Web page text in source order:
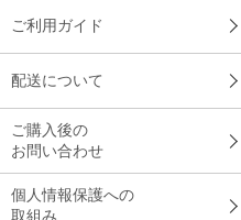
ご利用ガイド
配送について
ご購入後の
お問い合わせ
個人情報保護への
取組み